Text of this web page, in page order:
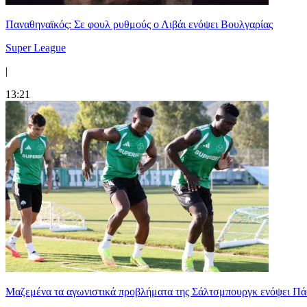
Παναθηναϊκός: Σε φουλ ρυθμούς ο Λιβάι ενόψει Βουλγαρίας
Super League
|
13:21
Μαζεμένα τα αγωνιστικά προβλήματα της Σάλτσμπουργκ ενόψει